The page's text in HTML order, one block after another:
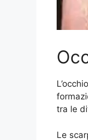
tra le
Le